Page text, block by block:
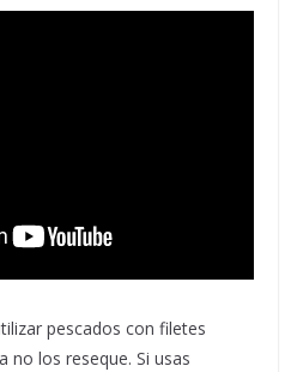
pescados con filetes
no los reseque. Si usas